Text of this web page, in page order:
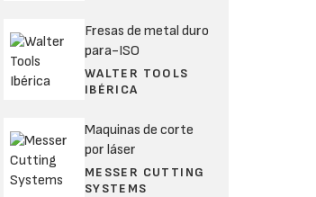
Fresas de metal duro
para-ISO
WALTER TOOLS
IBÉRICA
Maquinas de corte
por láser
MESSER CUTTING
SYSTEMS